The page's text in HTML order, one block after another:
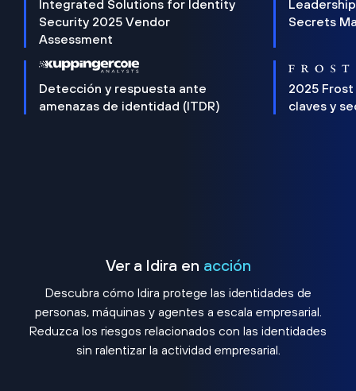
Integrated Solutions for Identity
Security 2025 Vendor
Assessment
Secrets
Detección y respuesta ante
amenazas de identidad (ITDR)
2025 Frost
claves y
Ver a Idira en acción
Descubra cómo Idira protege las identidades de
personas, máquinas y agentes a escala empresarial.
Reduzca los riesgos relacionados con las identidades
sin ralentizar la actividad empresarial.